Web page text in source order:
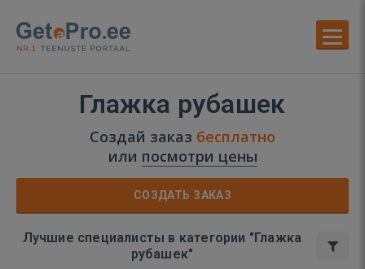
Глажка рубашек
Создай заказ бесплатно
или посмотри цены
СОЗДАТЬ ЗАКАЗ
Лучшие специалисты в категории "Глажка
рубашек"